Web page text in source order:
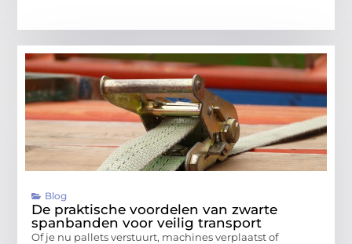
Blog
De praktische voordelen van zwarte
spanbanden voor veilig transport
Of je nu pallets verstuurt, machines verplaatst of